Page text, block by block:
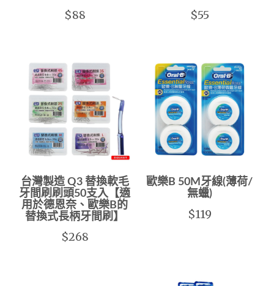
$88 $55
台灣製造 Q3 替換軟毛
牙間刷刷頭50支入【適
用於德恩奈、歐樂B的
替換式長柄牙間刷】
$268
歐樂B 50M牙線(薄荷/
無蠟)
$119